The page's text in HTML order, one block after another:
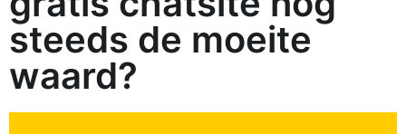
steeds de moeite
waard?